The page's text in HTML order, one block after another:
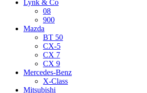
Lynk & Co
08
900
Mazda
BT 50
CX-5
CX 7
CX 9
Mercedes-Benz
X-Class
Mitsubishi